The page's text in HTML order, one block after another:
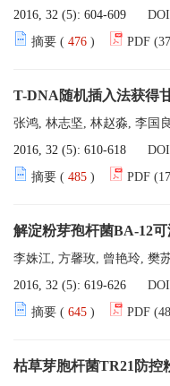
2016, 32 (5): 604-609
摘要 ( 476 ) PDF
T-DNA随机插入法获得
张鸿, 林志坚, 林赵淼, 李国
2016, 32 (5): 610-618
摘要 ( 485 ) PDF
解淀粉芽孢杆菌BA-12
李姝江, 方馨玫, 曾艳玲, 樊
2016, 32 (5): 619-626
摘要 ( 645 ) PDF
枯草芽胞杆菌TR21防控